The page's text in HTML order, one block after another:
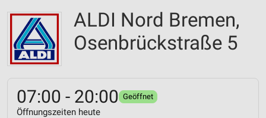
ALDI Nord Bremen,
Osenbrückstraße 5
07:00 - 20:00 Geöffnet
Öffnungszeiten heute